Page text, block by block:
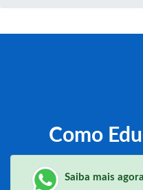
Como
Saiba mais